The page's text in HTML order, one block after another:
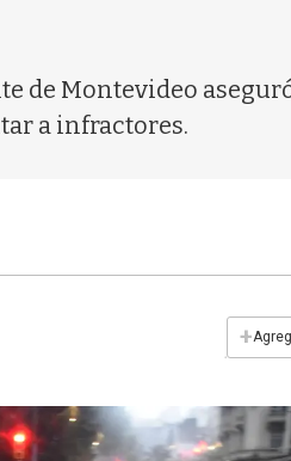
de Montevideo
a infractores.
+